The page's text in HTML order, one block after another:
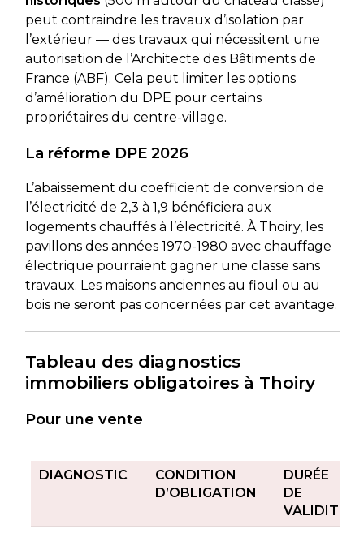
peut contraindre les travaux d’isolation par
l’extérieur — des travaux qui nécessitent une
autorisation de l’Architecte des Bâtiments de
France (ABF). Cela peut limiter les options
d’amélioration du DPE pour certains
propriétaires du centre-village.
La réforme DPE 2026
L’abaissement du coefficient de conversion de
l’électricité de 2,3 à 1,9 bénéficiera aux
logements chauffés à l’électricité. À Thoiry, les
pavillons des années 1970-1980 avec chauffage
électrique pourraient gagner une classe sans
travaux. Les maisons anciennes au fioul ou au
bois ne seront pas concernées par cet avantage.
Tableau des diagnostics
immobiliers obligatoires à Thoiry
Pour une vente
DIAGNOSTIC
CONDITION
D’OBLIGATION
DURÉE
DE
VALIDITÉ